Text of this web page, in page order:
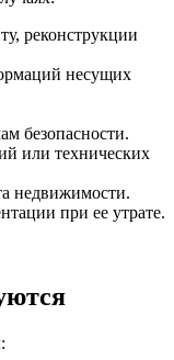
реконструкции
несущих
безопасности.
или технических
недвижимости.
при ее утрате.